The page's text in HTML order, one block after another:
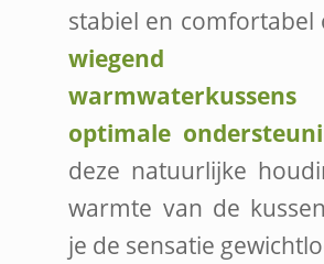
stabiel en comfortabel
optimale
deze natuurlijke
warmte van de
je de sensatie